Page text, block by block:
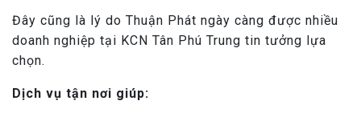
Đây cũng là lý do Thuận Phát ngày càng được nhiều
doanh nghiệp tại KCN Tân Phú Trung tin tưởng lựa
chọn.
Dịch vụ tận nơi giúp: